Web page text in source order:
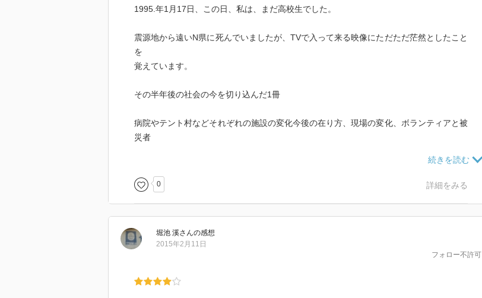
1995.年1月17日、この日、私は、まだ高校生でした。
震源地から遠いN県に死んでいましたが、TVで入って来る映像にただただ茫然としたこと
を
覚えています。
その半年後の社会の今を切り込んだ1冊
病院やテント村などそれぞれの施設の変化今後の在り方、現場の変化、ボランティアと被
災者
物理的、精神的な言いようのない葛藤、新しい街づくり、新しい生活への一歩に踏み込ん
でいる1冊
地震大国日本の在り方を訴えかける1冊だと思います。
0 詳細をみる
堀池 溪さんの感想
フォロー不許可
2015年2月11日